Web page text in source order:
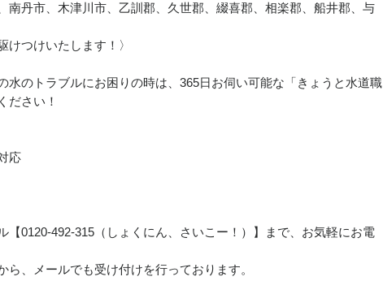
南丹市、木津川市、乙訓郡、久世郡、綴喜郡、相楽郡、船井郡、与
けつけいたします！〉
水のトラブルにお困りの時は、365日お伺い可能な「きょうと水道職
ださい！
応
【0120-492-315（しょくにん、さいこー！）】まで、お気軽にお電
ら、メールでも受け付けを行っております。